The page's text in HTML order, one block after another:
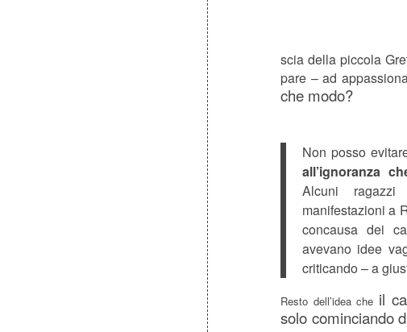
scia della piccola
pare – ad
che modo?
Non posso
all’ignoranza
Alcuni
manifestazioni a
concausa dei
avevano idee
criticando – a
Resto dell’idea che il
solo cominciando